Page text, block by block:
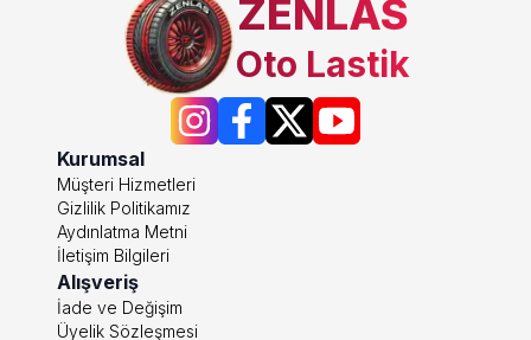
ZENLAS
Oto Lastik
Kurumsal
Müşteri Hizmetleri
Gizlilik Politikamız
Aydınlatma Metni
İletişim Bilgileri
Alışveriş
İade ve Değişim
Üyelik Sözleşmesi